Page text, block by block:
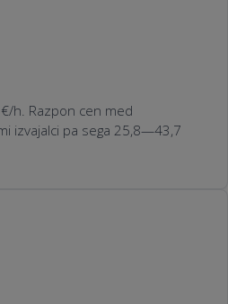
h. Razpon cen med
izvajalci pa sega 25,8—43,7